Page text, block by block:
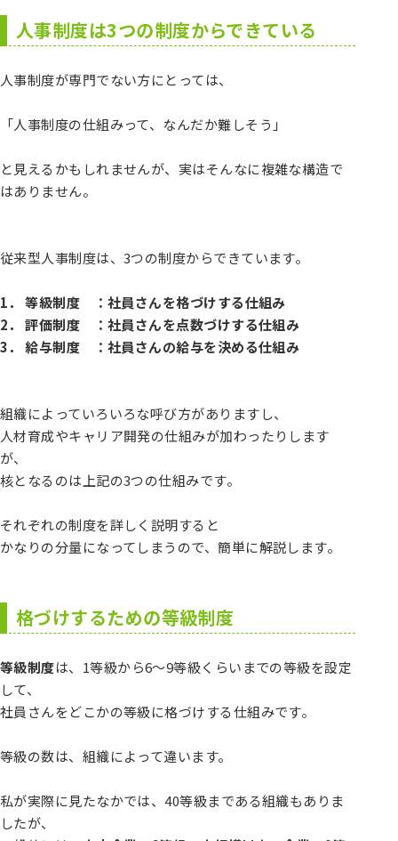
人事制度は3つの制度からできている
人事制度が専門でない方にとっては、
「人事制度の仕組みって、なんだか難しそう」
と見えるかもしれませんが、実はそんなに複雑な構造で
はありません。
従来型人事制度は、3つの制度からできています。
1． 等級制度 ：社員さんを格づけする仕組み
2． 評価制度 ：社員さんを点数づけする仕組み
3． 給与制度 ：社員さんの給与を決める仕組み
組織によっていろいろな呼び方がありますし、
人材育成やキャリア開発の仕組みが加わったりします
が、
核となるのは上記の3つの仕組みです。
それぞれの制度を詳しく説明すると
かなりの分量になってしまうので、簡単に解説します。
格づけするための等級制度
等級制度は、1等級から6～9等級くらいまでの等級を設定
して、
社員さんをどこかの等級に格づけする仕組みです。
等級の数は、組織によって違います。
私が実際に見たなかでは、40等級まである組織もありま
したが、